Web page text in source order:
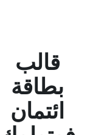
قالب
بطاقة
ائتمان